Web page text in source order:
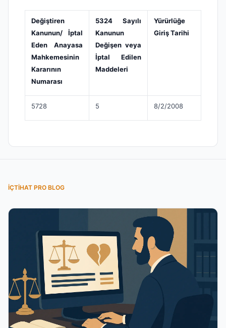
Değiştiren
Kanunun/ İptal
Eden Anayasa
Mahkemesinin
Kararının
Numarası
5324 Sayılı
Kanunun
Değişen veya
İptal Edilen
Maddeleri
Yürürlüğe
Giriş Tarihi
5728 5 8/2/2008
İÇTIHAT PRO BLOG